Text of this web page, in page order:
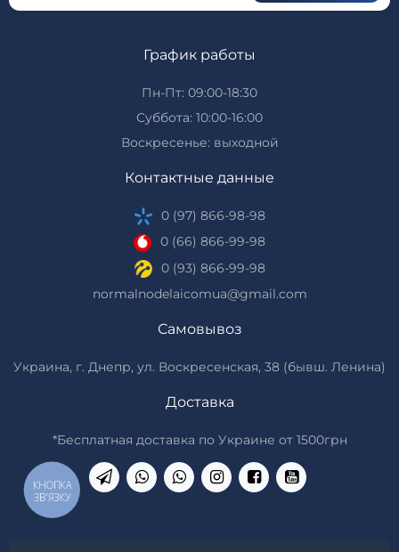
График работы
Пн-Пт: 09:00-18:30
Суббота: 10:00-16:00
Воскресенье: выходной
Контактные данные
0 (97) 866-98-98
0 (66) 866-99-98
0 (93) 866-99-98
normalnodelaicomua@gmail.com
Самовывоз
Украина, г. Днепр, ул. Воскресенская, 38 (бывш. Ленина)
Доставка
*Бесплатная доставка по Украине от 1500грн
КНОПКА
ЗВ'ЯЗКУ